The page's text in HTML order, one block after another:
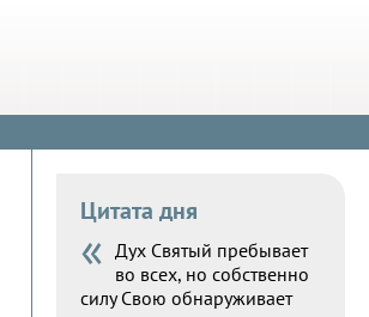
Цитата дня
« Дух Святый пребывает
во всех, но собственно
силу Свою обнаруживает